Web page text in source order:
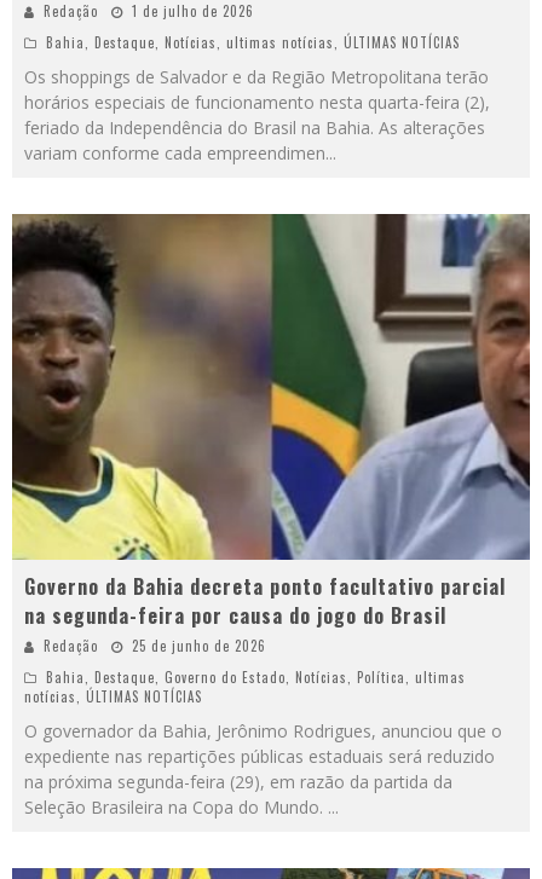
Redação
1 de julho de 2026
Bahia, Destaque, Notícias, ultimas notícias, ÚLTIMAS NOTÍCIAS
Os shoppings de Salvador e da Região Metropolitana terão
horários especiais de funcionamento nesta quarta-feira (2),
feriado da Independência do Brasil na Bahia. As alterações
variam conforme cada empreendimen...
Governo da Bahia decreta ponto facultativo parcial
na segunda-feira por causa do jogo do Brasil
Redação
25 de junho de 2026
Bahia
Destaque Governo do Estado Notícias Política
ultimas
notícias
ÚLTIMAS NOTÍCIAS
O governador da Bahia, Jerônimo Rodrigues, anunciou que o
expediente nas repartições públicas estaduais será reduzido
na próxima segunda-feira (29), em razão da partida da
Seleção Brasileira na Copa do Mundo. ...